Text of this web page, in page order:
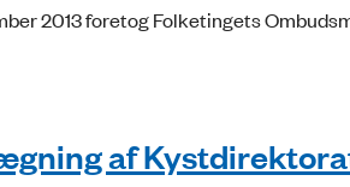
2013 foretog Folketingets
af